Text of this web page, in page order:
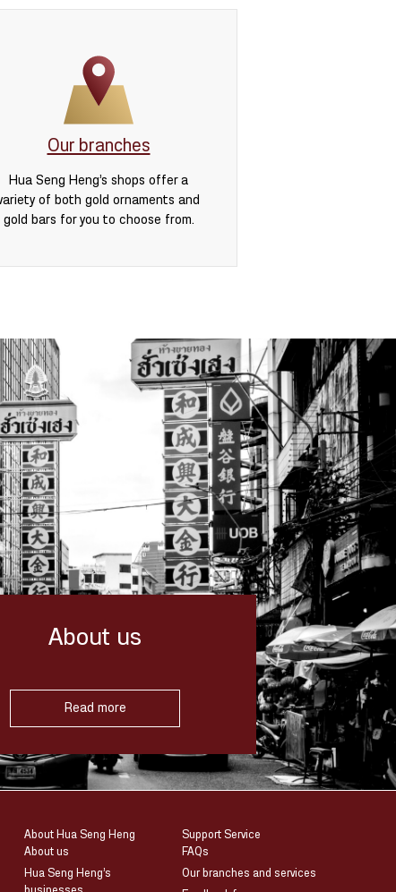
Our branches
Hua Seng Heng’s shops offer a
of both gold ornaments and
gold bars for you to choose from.
About us
Read more
About Hua Seng Heng
About us
Hua Seng Heng’s
Support Service
FAQs
Our branches and services